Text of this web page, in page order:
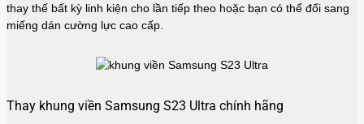
thay thế bất kỳ linh kiện cho lần tiếp theo hoặc bạn có thể đổi sang
miếng dán cường lực cao cấp.
Thay khung viền Samsung S23 Ultra chính hãng